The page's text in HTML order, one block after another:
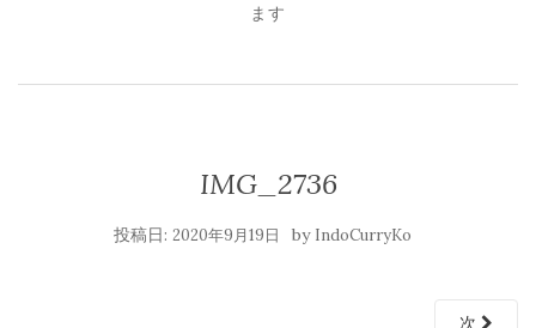
ます
IMG_2736
投稿日: 2020年9月19日 by IndoCurryKo
次